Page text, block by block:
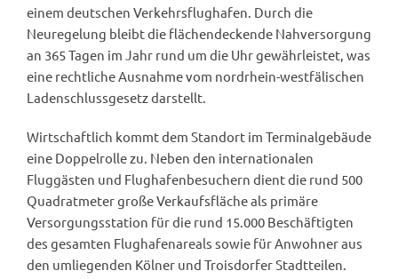
einem deutschen Verkehrsflughafen. Durch die
Neuregelung bleibt die flächendeckende Nahversorgung
an 365 Tagen im Jahr rund um die Uhr gewährleistet, was
eine rechtliche Ausnahme vom nordrhein-westfälischen
Ladenschlussgesetz darstellt.
Wirtschaftlich kommt dem Standort im Terminalgebäude
eine Doppelrolle zu. Neben den internationalen
Fluggästen und Flughafenbesuchern dient die rund 500
Quadratmeter große Verkaufsfläche als primäre
Versorgungsstation für die rund 15.000 Beschäftigten
des gesamten Flughafenareals sowie für Anwohner aus
den umliegenden Kölner und Troisdorfer Stadtteilen.